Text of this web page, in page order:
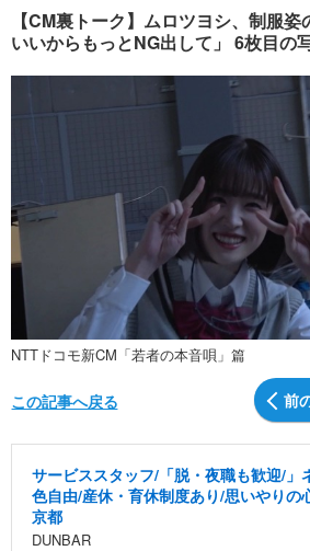
音楽
ショッピング
ペット
その他
プッシュ通知の停止方法
【CM裏トーク】ムロツヨシ、制服
いいからもっとNG出して」 6枚目の
NTTドコモ新CM「若者の本音唄」篇
前
この記事へ戻る
サービススタッフ/「脱・夜職も歓迎/」
色自由/産休・育休制度あり/思いやりの
京都
DUNBAR